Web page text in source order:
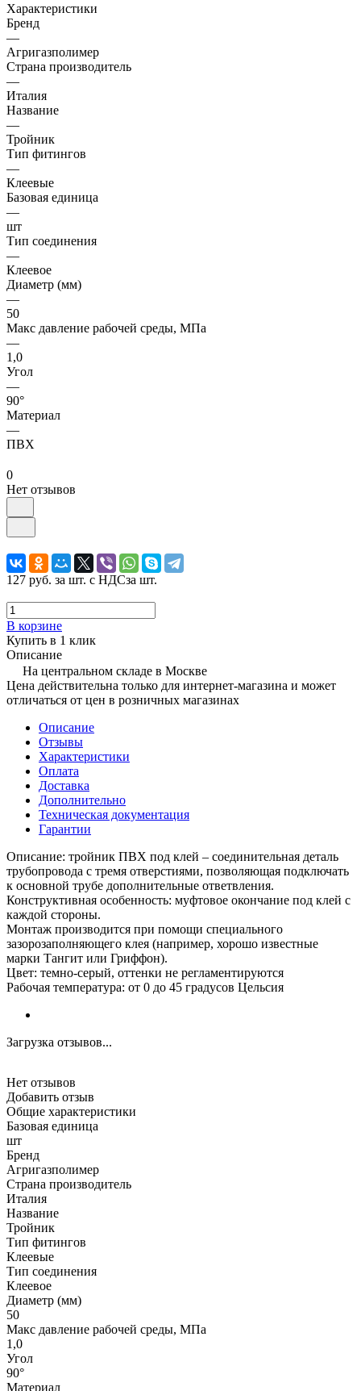
Характеристики
Бренд
—
Агригазполимер
Страна производитель
—
Италия
Название
—
Тройник
Тип фитингов
—
Клеевые
Базовая единица
—
шт
Тип соединения
—
Клеевое
Диаметр (мм)
—
50
Макс давление рабочей среды, МПа
—
1,0
Угол
—
90°
Материал
—
ПВХ
0
Нет отзывов
127 руб. за шт. с НДСза шт.
В корзине
Купить в 1 клик
Описание
На центральном складе в Москве
Цена действительна только для интернет-магазина и может
отличаться от цен в розничных магазинах
Описание
Отзывы
Характеристики
Оплата
Доставка
Дополнительно
Техническая документация
Гарантии
Описание: тройник ПВХ под клей – соединительная деталь
трубопровода с тремя отверстиями, позволяющая подключать
к основной трубе дополнительные ответвления.
Конструктивная особенность: муфтовое окончание под клей с
каждой стороны.
Монтаж производится при помощи специального
зазорозаполняющего клея (например, хорошо известные
марки Тангит или Гриффон).
Цвет: темно-серый, оттенки не регламентируются
Рабочая температура: от 0 до 45 градусов Цельсия
Загрузка отзывов...
Нет отзывов
Добавить отзыв
Общие характеристики
Базовая единица
шт
Бренд
Агригазполимер
Страна производитель
Италия
Название
Тройник
Тип фитингов
Клеевые
Тип соединения
Клеевое
Диаметр (мм)
50
Макс давление рабочей среды, МПа
1,0
Угол
90°
Материал